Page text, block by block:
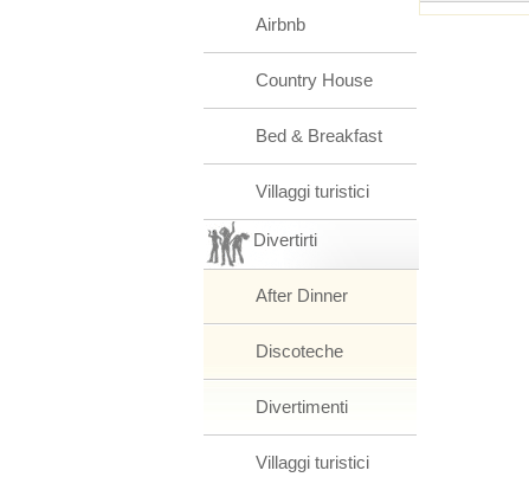
Airbnb
Country House
Bed & Breakfast
Villaggi turistici
Divertirti
After Dinner
Discoteche
Divertimenti
Villaggi turistici